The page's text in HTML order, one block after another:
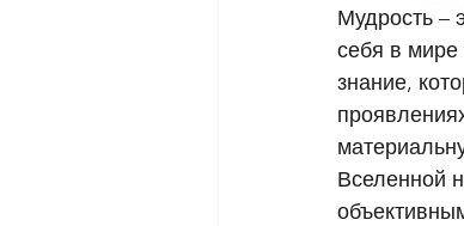
Мудрость –
себя в мире
знание,
Вселенной